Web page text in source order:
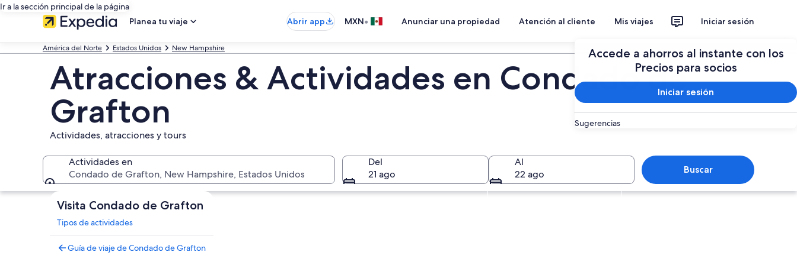
Ir a la sección principal de la página
Planea tu viaje
Abrir app MXN• Anunciar una propiedad Atención al cliente Mis viajes Iniciar sesión
Accede a ahorros al instante con los
Precios para socios
Iniciar sesión
Sugerencias
América del Norte Estados Unidos New Hampshire
Atracciones & Actividades en Condado de
Grafton
Actividades, atracciones y tours
Actividades en
Condado de Grafton, New Hampshire, Estados Unidos
Del
21 ago
Al
22 ago
Buscar
Visita Condado de Grafton
Tipos de actividades
Guía de viaje de Condado de Grafton